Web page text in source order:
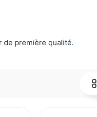
de première qualité.